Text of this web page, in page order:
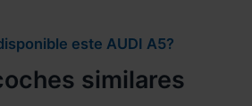
este AUDI A5?
similares